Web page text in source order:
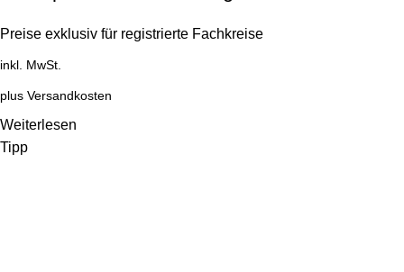
Preise exklusiv für registrierte Fachkreise
inkl. MwSt.
plus Versandkosten
Weiterlesen
Tipp